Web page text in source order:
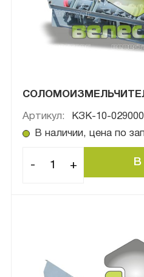
Артикул:
КЗК-10-
В наличии, цена по
- +